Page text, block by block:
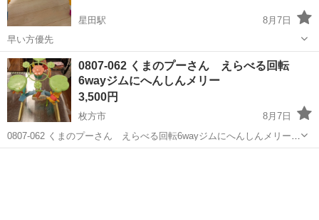
星田駅
8月7日
早い方優先
大阪 寝屋川市 ベビー用品
0807-062 くまのプーさん えらべる回転
6wayジムにへんしんメリー
3,500円
枚方市
8月7日
0807-062 くまのプーさん えらべる回転6wayジムにへんしんメリー
【状態】 ・使用に伴う多少のスレ、キズ、落としきれない汚れなどご